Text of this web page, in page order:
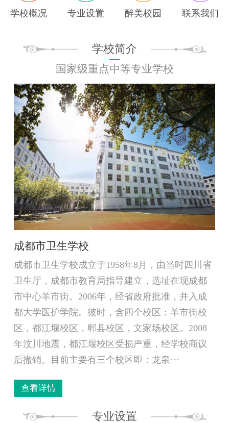
学校概况 专业设置 醉美校园 联系我们
学校简介
国家级重点中等专业学校
成都市卫生学校
成都市卫生学校成立于1958年8月，由当时四川省
卫生厅，成都市教育局指导建立，选址在现成都
市中心羊市街。2006年，经省政府批准，并入成
都大学医护学院。彼时，含四个校区：羊市街校
区，都江堰校区，郫县校区，文家场校区。2008
年汶川地震，都江堰校区受损严重，经学校商议
后撤销。目前主要有三个校区即：龙泉···
查看详情
专业设置